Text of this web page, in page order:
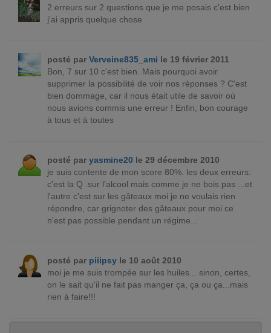
2 erreurs sur 2 questions que je me posais c'est bien
j'ai appris quelque chose
posté par Verveine835_ami le 19 février 2011
Bon, 7 sur 10 c'est bien. Mais pourquoi avoir
supprimer la possibilité de voir nos réponses ? C'est
bien dommage, car il nous était utile de savoir où
nous avions commis une erreur ! Enfin, bon courage
à tous et à toutes
posté par yasmine20 le 29 décembre 2010
je suis contente de mon score 80%. les deux erreurs:
c'est la Q .sur l'alcool mais comme je ne bois pas ...et
l'autre c'est sur les gâteaux moi je ne voulais rien
répondre, car grignoter des gâteaux pour moi ce
n'est pas possible pendant un régime...
posté par piiipsyle 10 août 2010
moi je me suis trompée sur les huiles... sinon, certes,
on le sait qu'il ne fait pas manger ça, ça ou ça...mais
rien à faire!!!